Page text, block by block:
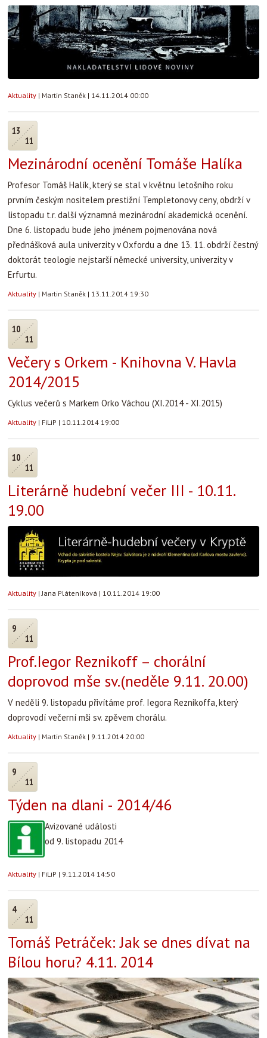
Aktuality | Martin Staněk | 14.11.2014 00:00
13
11
Mezinárodní ocenění Tomáše Halíka
Profesor Tomáš Halík, který se stal v květnu letošního roku
prvním českým nositelem prestižní Templetonovy ceny, obdrží v
listopadu t.r. další významná mezinárodní akademická ocenění.
Dne 6. listopadu bude jeho jménem pojmenována nová
přednášková aula univerzity v Oxfordu a dne 13. 11. obdrží čestný
doktorát teologie nejstarší německé university, univerzity v
Erfurtu.
Aktuality | Martin Staněk | 13.11.2014 19:30
10
11
Večery s Orkem - Knihovna V. Havla
2014/2015
Cyklus večerů s Markem Orko Váchou (XI.2014 - XI.2015)
Aktuality | FiLiP | 10.11.2014 19:00
10
11
Literárně hudební večer III - 10.11.
19.00
Aktuality |Jana Pláteníková | 10.11.2014 19:00
9
11
Prof.Iegor Reznikoff – chorální
doprovod mše sv.(neděle 9.11. 20.00)
V neděli 9. listopadu přivítáme prof. Iegora Reznikoffa, který
doprovodí večerní mši sv. zpěvem chorálu.
Aktuality | Martin Staněk | 9.11.2014 20:00
9
11
Týden na dlani - 2014/46
Avizované události
od 9. listopadu 2014
Aktuality | FiLiP | 9.11.2014 14:50
4
11
Tomáš Petráček: Jak se dnes dívat na
Bílou horu? 4.11. 2014